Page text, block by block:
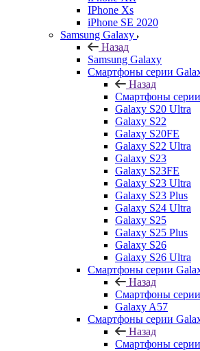
IPhone Xs
iPhone SE 2020
Samsung Galaxy
Назад
Samsung Galaxy
Смартфоны серии
Назад
Смартфоны
Galaxy S20 Ultra
Galaxy S22
Galaxy S20FE
Galaxy S22 Ultra
Galaxy S23
Galaxy S23FE
Galaxy S23 Ultra
Galaxy S23 Plus
Galaxy S24 Ultra
Galaxy S25
Galaxy S25 Plus
Galaxy S26
Galaxy S26 Ultra
Смартфоны серии
Назад
Смартфоны
Galaxy A57
Смартфоны серии
Назад
Смартфоны